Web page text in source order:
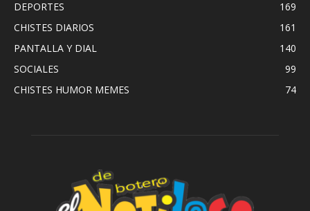
DEPORTES
169
CHISTES DIARIOS
161
PANTALLA Y DIAL
140
SOCIALES
99
CHISTES HUMOR MEMES
74